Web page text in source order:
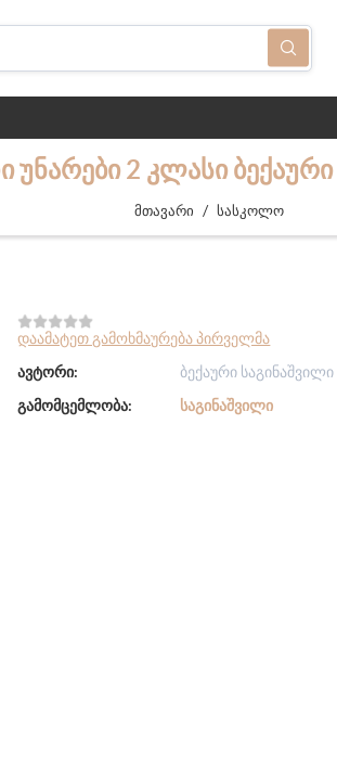
ᲣᲜᲐᲠᲔᲑᲘ 2 ᲙᲚᲐᲡᲘ
მთავარი / სასკოლო
დაამატეთ გამოხმაურება პირველმა
ავტორი:
ბექაური საგინაშვილი
გამომცემლობა:
ᲡᲐᲒᲘᲜᲐᲨᲕᲘᲚᲘ